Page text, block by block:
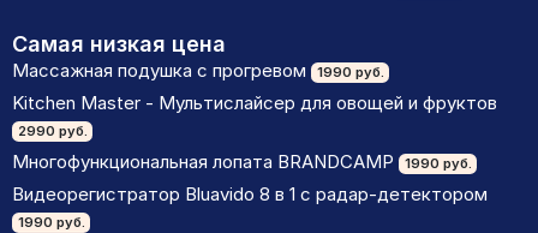
Самая низкая цена
Массажная подушка с прогревом 1990 руб.
Kitchen Master - Мультислайсер для овощей и фруктов
2990 руб.
Многофункциональная лопата BRANDCAMP 1990 руб.
Видеорегистратор Bluavido 8 в 1 с радар-детектором
1990 руб.